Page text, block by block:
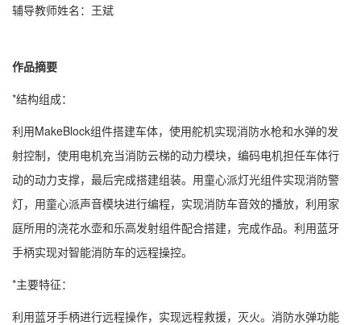
辅导教师姓名：王斌
作品摘要
*结构组成：
利用MakeBlock组件搭建车体，使用舵机实现消防水枪和水弹的发
射控制，使用电机充当消防云梯的动力模块，编码电机担任车体行
动的动力支撑，最后完成搭建组装。用童心派灯光组件实现消防警
灯，用童心派声音模块进行编程，实现消防车音效的播放，利用家
庭所用的浇花水壶和乐高发射组件配合搭建，完成作品。利用蓝牙
手柄实现对智能消防车的远程操控。
*主要特征：
利用蓝牙手柄进行远程操作，实现远程救援，灭火。消防水弹功能